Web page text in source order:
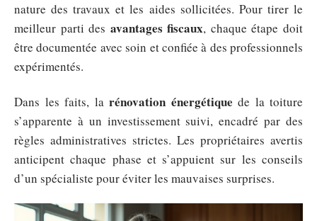
nature des travaux et les aides sollicitées. Pour tirer le
meilleur parti des avantages fiscaux, chaque étape doit
être documentée avec soin et confiée à des professionnels
expérimentés.
Dans les faits, la rénovation énergétique de la toiture
s’apparente à un investissement suivi, encadré par des
règles administratives strictes. Les propriétaires avertis
anticipent chaque phase et s’appuient sur les conseils
d’un spécialiste pour éviter les mauvaises surprises.